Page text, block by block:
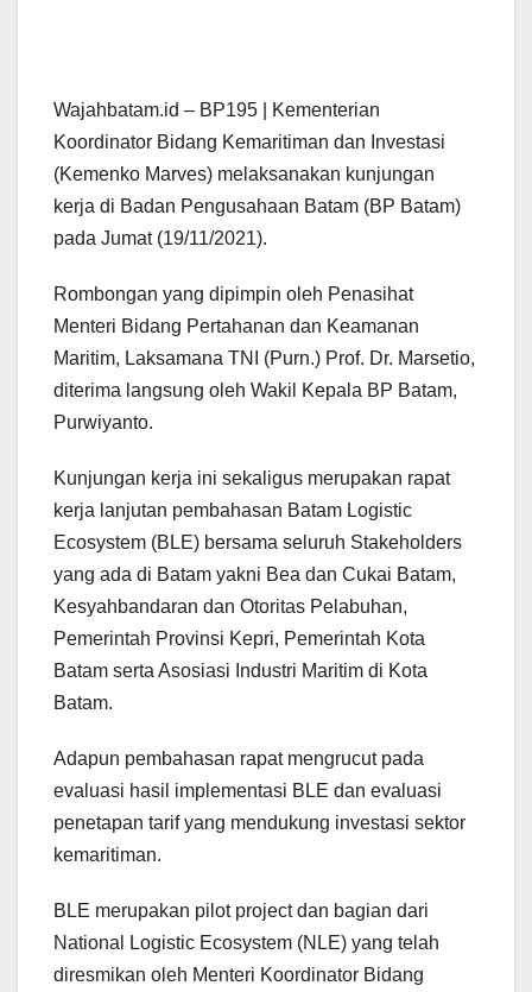
Wajahbatam.id – BP195 | Kementerian
Koordinator Bidang Kemaritiman dan Investasi
(Kemenko Marves) melaksanakan kunjungan
kerja di Badan Pengusahaan Batam (BP Batam)
pada Jumat (19/11/2021).
Rombongan yang dipimpin oleh Penasihat
Menteri Bidang Pertahanan dan Keamanan
Maritim, Laksamana TNI (Purn.) Prof. Dr. Marsetio,
diterima langsung oleh Wakil Kepala BP Batam,
Purwiyanto.
Kunjungan kerja ini sekaligus merupakan rapat
kerja lanjutan pembahasan Batam Logistic
Ecosystem (BLE) bersama seluruh Stakeholders
yang ada di Batam yakni Bea dan Cukai Batam,
Kesyahbandaran dan Otoritas Pelabuhan,
Pemerintah Provinsi Kepri, Pemerintah Kota
Batam serta Asosiasi Industri Maritim di Kota
Batam.
Adapun pembahasan rapat mengrucut pada
evaluasi hasil implementasi BLE dan evaluasi
penetapan tarif yang mendukung investasi sektor
kemaritiman.
BLE merupakan pilot project dan bagian dari
National Logistic Ecosystem (NLE) yang telah
diresmikan oleh Menteri Koordinator Bidang